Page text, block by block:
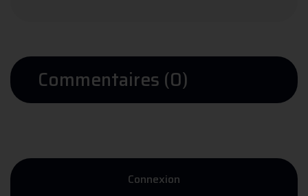
Commentaires (0)
Connexion